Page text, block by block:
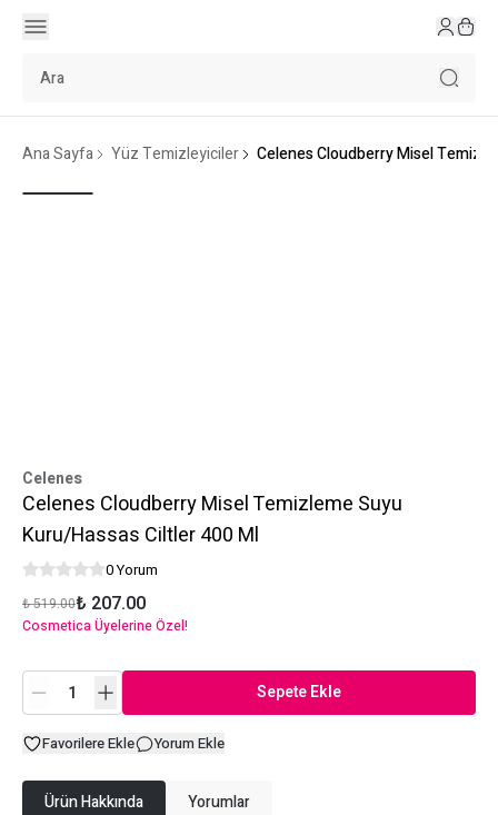
Ana Sayfa Yüz Temizleyiciler Celenes Cloudberry Misel
Celenes
Celenes Cloudberry Misel Temizleme Suyu
Kuru/Hassas Ciltler 400 Ml
0 Yorum
₺ 519.00₺ 207.00
Cosmetica Üyelerine Özel!
Sepete Ekle
Favorilere Ekle Yorum Ekle
Ürün Hakkında Yorumlar